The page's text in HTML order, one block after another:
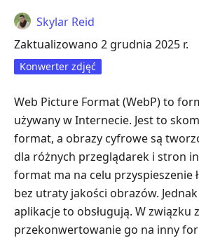
Skylar Reid
Zaktualizowano 2 grudnia 2025 r.
Konwerter zdjęć
Web Picture Format (WebP) to
używany w Internecie. Jest to
format, a obrazy cyfrowe są
dla różnych przeglądarek i stron
format ma na celu przyspieszenie
bez utraty jakości obrazów.
aplikacje to obsługują. W związku
przekonwertowanie go na inny